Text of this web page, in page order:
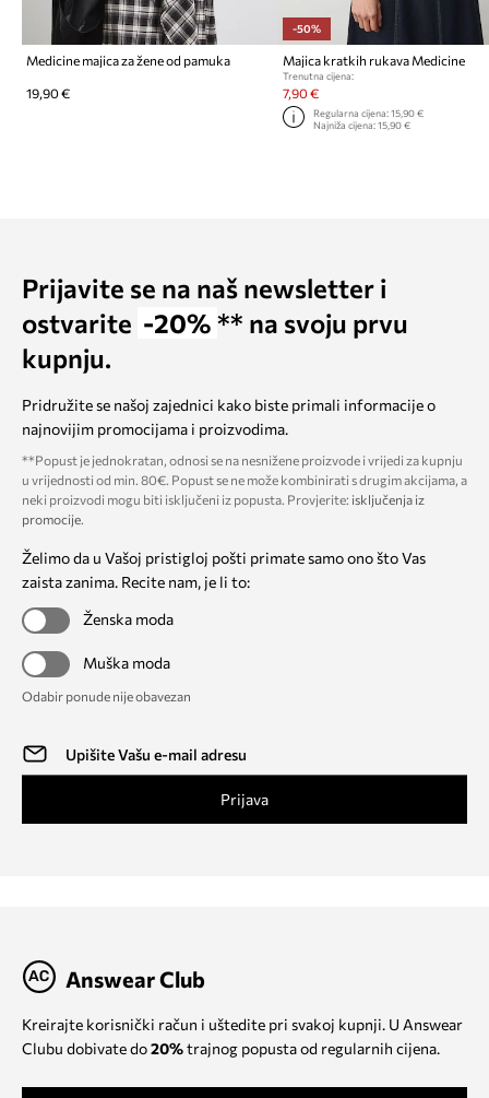
Medicine majica za žene od pamuka
19,90 €
-50%
Majica kratkih rukava Medicine
Trenutna cijena:
7,90 €
Regularna cijena: 15,90 €
Najniža cijena: 15,90 €
Prijavite se na naš newsletter i
ostvarite -20% ** na svoju prvu
kupnju.
Pridružite se našoj zajednici kako biste primali informacije o
najnovijim promocijama i proizvodima.
**Popust je jednokratan, odnosi se na nesnižene proizvode i vrijedi za kupnju
u vrijednosti od min. 80€. Popust se ne može kombinirati s drugim akcijama, a
neki proizvodi mogu biti isključeni iz popusta. Provjerite: isključenja iz
promocije.
Želimo da u Vašoj pristigloj pošti primate samo ono što Vas
zaista zanima. Recite nam, je li to:
Ženska moda
Muška moda
Odabir ponude nije obavezan
Prijava
Answear Club
Kreirajte korisnički račun i uštedite pri svakoj kupnji. U Answear
Clubu dobivate do20%trajnog popusta od regularnih cijena.